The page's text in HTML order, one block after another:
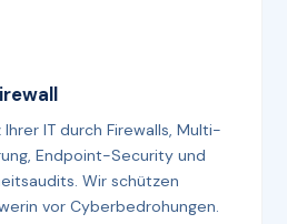
IT durch Firewalls, Multi-
Endpoint-Security und
Wir schützen
vor Cyberbedrohungen.